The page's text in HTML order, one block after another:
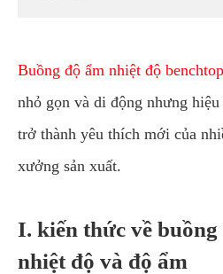
Buồng độ ẩm nhiệt độ benchtop
nhỏ gọn và di động nhưng
trở thành yêu thích mới của
xưởng sản xuất.
I. kiến thức về
nhiệt độ và độ ẩm